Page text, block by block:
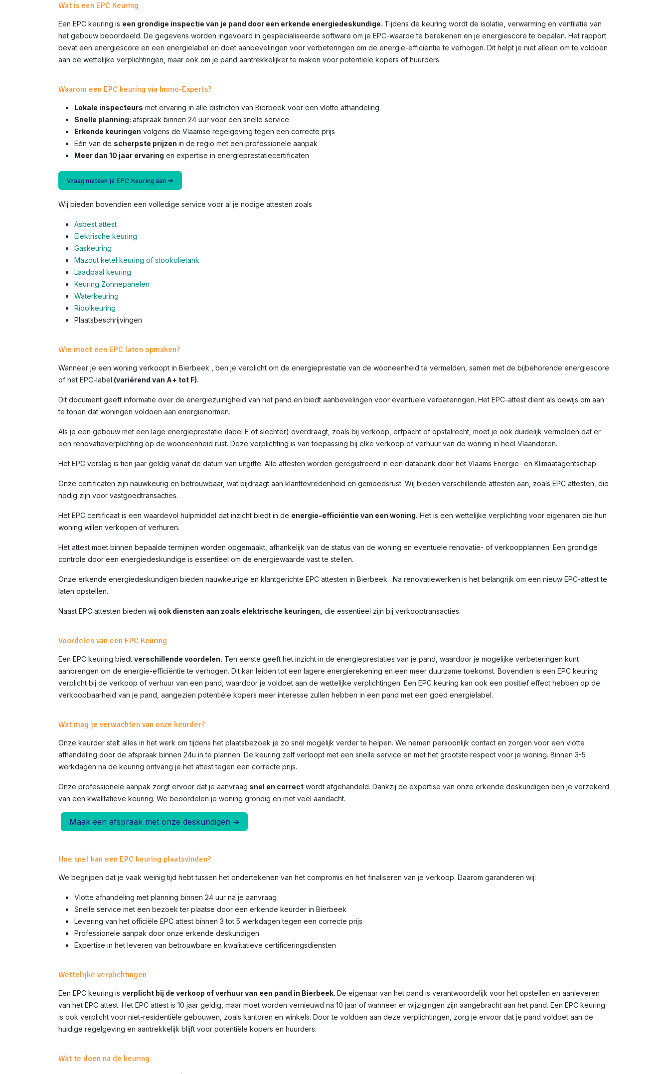
Wat is een EPC Keuring
Een EPC keuring is een grondige inspectie van je pand door een erkende energiedeskundige. Tijdens de keuring wordt de isolatie, verwarming en ventilatie van
het gebouw beoordeeld. De gegevens worden ingevoerd in gespecialiseerde software om je EPC-waarde te berekenen en je energiescore te bepalen. Het rapport
bevat een energiescore en een energielabel en doet aanbevelingen voor verbeteringen om de energie-efficiëntie te verhogen. Dit helpt je niet alleen om te voldoen
aan de wettelijke verplichtingen, maar ook om je pand aantrekkelijker te maken voor potentiële kopers of huurders.
Waarom een EPC keuring via Immo-Experts?
Lokale inspecteurs met ervaring in alle districten van Bierbeek voor een vlotte afhandeling
Snelle planning: afspraak binnen 24 uur voor een snelle service
Erkende keuringen volgens de Vlaamse regelgeving tegen een correcte prijs
Eén van de scherpste prijzen in de regio met een professionele aanpak
Meer dan 10 jaar ervaring en expertise in energieprestatiecertificaten
Vraag meteen je EPC Keuring aan ➜
Wij bieden bovendien een volledige service voor al je nodige attesten zoals
Asbest attest
Elektrische keuring
Gaskeuring
Mazout ketel keuring of stookolietank
Laadpaal keuring
Keuring Zonnepanelen
Waterkeuring
Rioolkeuring
Plaatsbeschrijvingen
Wie moet een EPC laten opmaken?
Wanneer je een woning verkoopt in Bierbeek , ben je verplicht om de energieprestatie van de wooneenheid te vermelden, samen met de bijbehorende energiescore
of het EPC-label (variërend van A+ tot F).
Dit document geeft informatie over de energiezuinigheid van het pand en biedt aanbevelingen voor eventuele verbeteringen. Het EPC-attest dient als bewijs om aan
te tonen dat woningen voldoen aan energienormen.
Als je een gebouw met een lage energieprestatie (label E of slechter) overdraagt, zoals bij verkoop, erfpacht of opstalrecht, moet je ook duidelijk vermelden dat er
een renovatieverplichting op de wooneenheid rust. Deze verplichting is van toepassing bij elke verkoop of verhuur van de woning in heel Vlaanderen.
Het EPC verslag is tien jaar geldig vanaf de datum van uitgifte. Alle attesten worden geregistreerd in een databank door het Vlaams Energie- en Klimaatagentschap.
Onze certificaten zijn nauwkeurig en betrouwbaar, wat bijdraagt aan klanttevredenheid en gemoedsrust. Wij bieden verschillende attesten aan, zoals EPC attesten, die
nodig zijn voor vastgoedtransacties.
Het EPC certificaat is een waardevol hulpmiddel dat inzicht biedt in de energie-efficiëntie van een woning. Het is een wettelijke verplichting voor eigenaren die hun
woning willen verkopen of verhuren.
Het attest moet binnen bepaalde termijnen worden opgemaakt, afhankelijk van de status van de woning en eventuele renovatie- of verkoopplannen. Een grondige
controle door een energiedeskundige is essentieel om de energiewaarde vast te stellen.
Onze erkende energiedeskundigen bieden nauwkeurige en klantgerichte EPC attesten in Bierbeek . Na renovatiewerken is het belangrijk om een nieuw EPC-attest te
laten opstellen.
Naast EPC attesten bieden wij ook diensten aan zoals elektrische keuringen, die essentieel zijn bij verkooptransacties.
Voordelen van een EPC Keuring
Een EPC keuring biedt verschillende voordelen. Ten eerste geeft het inzicht in de energieprestaties van je pand, waardoor je mogelijke verbeteringen kunt
aanbrengen om de energie-efficiëntie te verhogen. Dit kan leiden tot een lagere energierekening en een meer duurzame toekomst. Bovendien is een EPC keuring
verplicht bij de verkoop of verhuur van een pand, waardoor je voldoet aan de wettelijke verplichtingen. Een EPC keuring kan ook een positief effect hebben op de
verkoopbaarheid van je pand, aangezien potentiële kopers meer interesse zullen hebben in een pand met een goed energielabel.
Wat mag je verwachten van onze keurder?
Onze keurder stelt alles in het werk om tijdens het plaatsbezoek je zo snel mogelijk verder te helpen. We nemen persoonlijk contact en zorgen voor een vlotte
afhandeling door de afspraak binnen 24u in te plannen. De keuring zelf verloopt met een snelle service en met het grootste respect voor je woning. Binnen 3-5
werkdagen na de keuring ontvang je het attest tegen een correcte prijs.
Onze professionele aanpak zorgt ervoor dat je aanvraag snel en correct wordt afgehandeld. Dankzij de expertise van onze erkende deskundigen ben je verzekerd
van een kwalitatieve keuring. We beoordelen je woning grondig en met veel aandacht.
Maak een afspraak met onze deskundigen ➜
Hoe snel kan een EPC keuring plaatsvinden?
We begrijpen dat je vaak weinig tijd hebt tussen het ondertekenen van het compromis en het finaliseren van je verkoop. Daarom garanderen wij:
Vlotte afhandeling met planning binnen 24 uur na je aanvraag
Snelle service met een bezoek ter plaatse door een erkende keurder in Bierbeek
Levering van het officiële EPC attest binnen 3 tot 5 werkdagen tegen een correcte prijs
Professionele aanpak door onze erkende deskundigen
Expertise in het leveren van betrouwbare en kwalitatieve certificeringsdiensten
Wettelijke verplichtingen
Een EPC keuring is verplicht bij de verkoop of verhuur van een pand in Bierbeek. De eigenaar van het pand is verantwoordelijk voor het opstellen en aanleveren
van het EPC attest. Het EPC attest is 10 jaar geldig, maar moet worden vernieuwd na 10 jaar of wanneer er wijzigingen zijn aangebracht aan het pand. Een EPC keuring
is ook verplicht voor niet-residentiële gebouwen, zoals kantoren en winkels. Door te voldoen aan deze verplichtingen, zorg je ervoor dat je pand voldoet aan de
huidige regelgeving en aantrekkelijk blijft voor potentiële kopers en huurders.
Wat te doen na de keuring